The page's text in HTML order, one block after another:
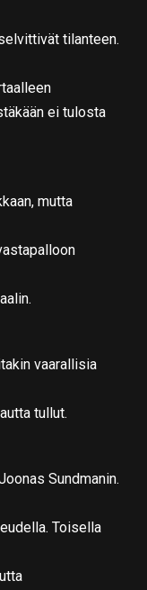
tilanteen.
ei tulosta
mutta
vaarallisia
tullut.
Sundmanin.
Toisella